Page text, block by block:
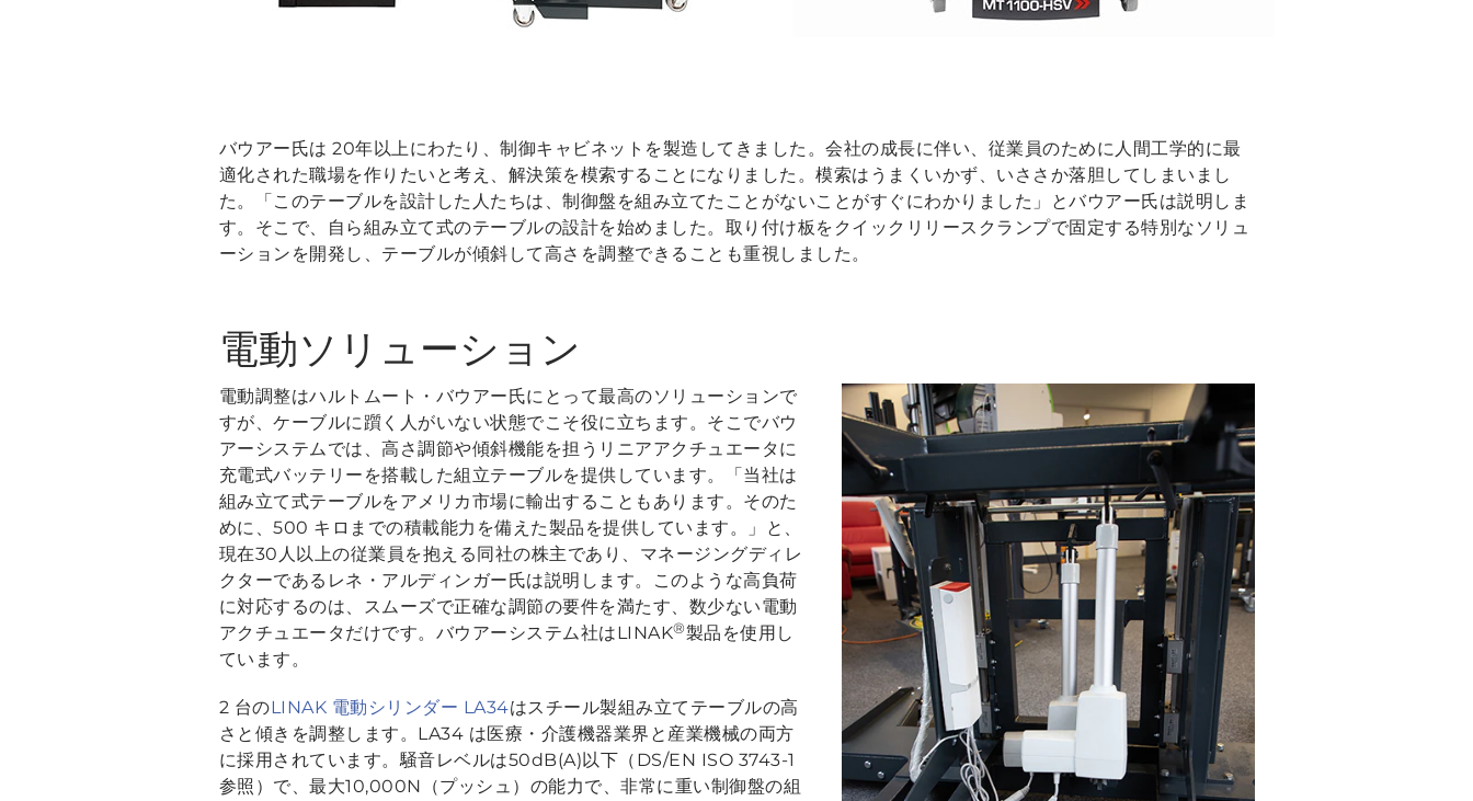
バウアー氏は 20年以上にわたり、制御キャビネットを製造してきました。会社の成長に伴い、従業員のために人間工学的に最
適化された職場を作りたいと考え、解決策を模索することになりました。模索はうまくいかず、いささか落胆してしまいまし
た。「このテーブルを設計した人たちは、制御盤を組み立てたことがないことがすぐにわかりました」とバウアー氏は説明しま
す。そこで、自ら組み立て式のテーブルの設計を始めました。取り付け板をクイックリリースクランプで固定する特別なソリュ
ーションを開発し、テーブルが傾斜して高さを調整できることも重視しました。
電動ソリューション
電動調整はハルトムート・バウアー氏にとって最高のソリューションで
すが、ケーブルに躓く人がいない状態でこそ役に立ちます。そこでバウ
アーシステムでは、高さ調節や傾斜機能を担うリニアアクチュエータに
充電式バッテリーを搭載した組立テーブルを提供しています。「当社は
組み立て式テーブルをアメリカ市場に輸出することもあります。そのた
めに、500 キロまでの積載能力を備えた製品を提供しています。」と、
現在30人以上の従業員を抱える同社の株主であり、マネージングディレ
クターであるレネ・アルディンガー氏は説明します。このような高負荷
に対応するのは、スムーズで正確な調節の要件を満たす、数少ない電動
アクチュエータだけです。バウアーシステム社はLINAK®製品を使用し
ています。
2 台のLINAK 電動シリンダー LA34はスチール製組み立てテーブルの高
さと傾きを調整します。LA34 は医療・介護機器業界と産業機械の両方
に採用されています。騒音レベルは50dB(A)以下（DS/EN ISO 3743-1
参照）で、最大10,000N（プッシュ）の能力で、非常に重い制御盤の組